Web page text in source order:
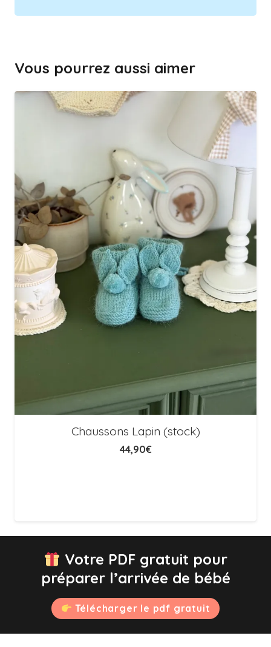
Vous pourrez aussi aimer
Chaussons Lapin (stock)
44,90€
Votre PDF gratuit pour
préparer l’arrivée de bébé
Télécharger le pdf gratuit